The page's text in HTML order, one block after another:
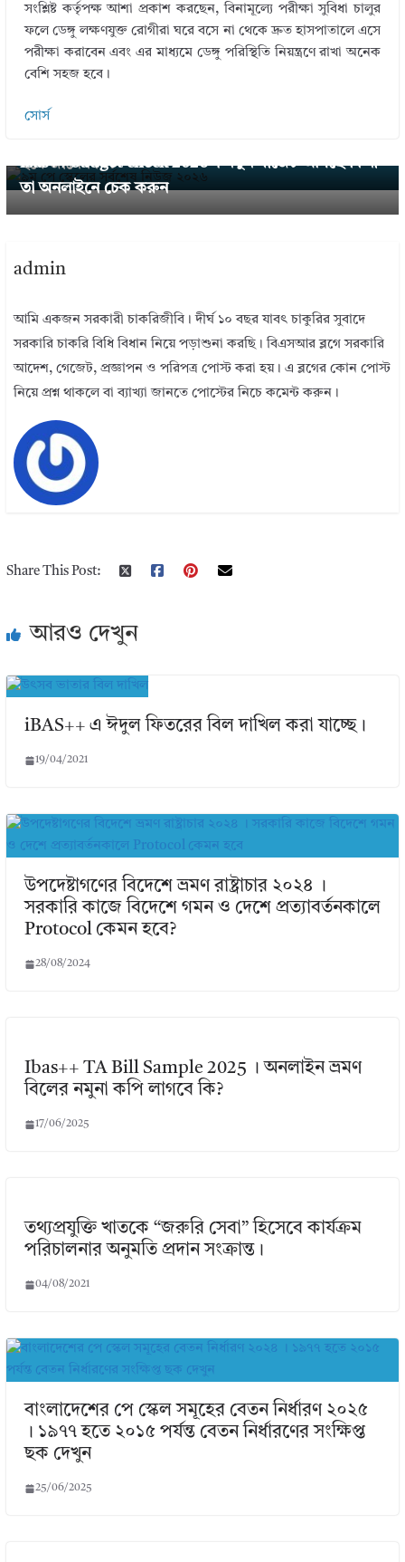
সংশ্লিষ্ট কর্তৃপক্ষ আশা প্রকাশ করছেন, বিনামূল্যে পরীক্ষা সুবিধা চালুর
ফলে ডেঙ্গু লক্ষণযুক্ত রোগীরা ঘরে বসে না থেকে দ্রুত হাসপাতালে এসে
পরীক্ষা করাবেন এবং এর মাধ্যমে ডেঙ্গু পরিস্থিতি নিয়ন্ত্রণে রাখা অনেক
বেশি সহজ হবে।
সোর্স
← Previous
হবে জানেন কি?
ibas++ budget check 2026 । নতুন বাজেট আসছে কিনা
তা অনলাইনে চেক করুন
admin
আমি একজন সরকারী চাকরিজীবি। দীর্ঘ ১০ বছর যাবৎ চাকুরির সুবাদে
সরকারি চাকরি বিধি বিধান নিয়ে পড়াশুনা করছি। বিএসআর ব্লগে সরকারি
আদেশ, গেজেট, প্রজ্ঞাপন ও পরিপত্র পোস্ট করা হয়। এ ব্লগের কোন পোস্ট
নিয়ে প্রশ্ন থাকলে বা ব্যাখ্যা জানতে পোস্টের নিচে কমেন্ট করুন।
Share This Post:
আরও দেখুন
iBAS++ এ ঈদুল ফিতরের বিল দাখিল করা যাচ্ছে।
19/04/2021
উপদেষ্টাগণের বিদেশে ভ্রমণ রাষ্ট্রাচার ২০২৪ ।
সরকারি কাজে বিদেশে গমন ও দেশে প্রত্যাবর্তনকালে
Protocol কেমন হবে?
28/08/2024
Ibas++ TA Bill Sample 2025 । অনলাইন ভ্রমণ
বিলের নমুনা কপি লাগবে কি?
17/06/2025
তথ্যপ্রযুক্তি খাতকে “জরুরি সেবা” হিসেবে কার্যক্রম
পরিচালনার অনুমতি প্রদান সংক্রান্ত।
04/08/2021
বাংলাদেশের পে স্কেল সমূহের বেতন নির্ধারণ ২০২৫
। ১৯৭৭ হতে ২০১৫ পর্যন্ত বেতন নির্ধারণের সংক্ষিপ্ত
ছক দেখুন
25/06/2025